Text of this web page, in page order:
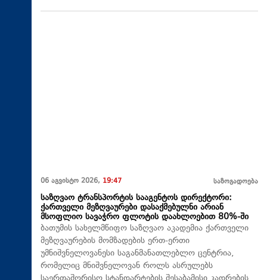
06 აგვისტო 2026, 19:47 საზოგადოება
საზღვაო ტრანსპორტის სააგენტოს დირექტორი:
ქართველი მეზღვაურები დასაქმებულნი არიან
მსოფლიო სავაჭრო ფლოტის დაახლოებით 80%-ში
ბათუმის სახელმწიფო საზღვაო აკადემია ქართველი
მეზღვაურების მომზადების ერთ-ერთი
უმნიშვნელოვანესი საგანმანათლებლო ცენტრია,
რომელიც მნიშვნელოვან როლს ასრულებს